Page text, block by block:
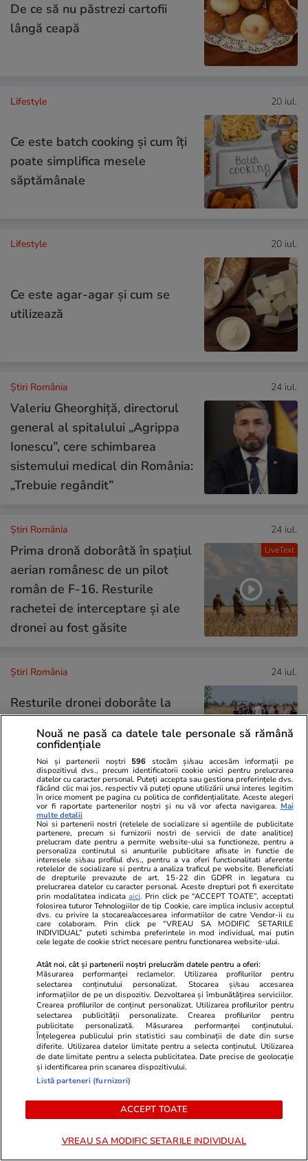
De ce să nu păstrezi cartofii
lângă ceapă
Lifestyle 20 iul.
Ce este batch cooking și cum îți
poate simplifica mesele
săptămânale
Lifestyle 20 iul.
Ce este agar-agar și cum se
utilizează
Știri România 24 iul.
Valeriu Gheorghiță, directorul
general al spitalului „Agrippa
Ionescu”, cere schimbarea
sistemului medical din România:
„Trebuie regândit”
LiveText
Știri România 24 iul.
Prima dronă doborâtă în spațiul
aerian românesc de un pilot
român de F-16. Resturile
rachetei de interceptare și ale
dronei au fost găsite
Știri România 24 iul.
Resturile dronei doborâte la
rachetei aer-aer care a
interceptat-o au fost găsite
Știri România
Bustul lui Adrian Păunescu din
Parcul Grădina Icoanei ar putea
fi retras. Motivele din spatele
solicitării Institutului de
Investigare a Crimelor
Comunismului
24 iul.
Inteligența artificială va
remodela economia mondială și
politica monetară
Opinii 24 iul.
Nouă ne pasă ca datele tale personale să rămână
confidențiale
Noi și partenerii noștri 596 stocăm și/sau accesăm informații pe
dispozitivul dvs., precum identificatorii cookie unici pentru prelucrarea
datelor cu caracter personal. Puteți accepta sau gestiona preferințele dvs.
făcând clic mai jos, respectiv vă puteți opune utilizării unui interes legitim
în orice moment pe pagina cu politica de confidențialitate. Aceste alegeri
vor fi raportate partenerilor noștri și nu vă vor afecta navigarea. Mai
multe detalii
Noi si partenerii nostri (retelele de socializare si agentiile de publicitate
partenere, precum si furnizorii nostri de servicii de date analitice)
prelucram date pentru a permite website-ului sa functioneze, pentru a
personaliza continutul si anunturile publicitare afisate in functie de
interesele si/sau profilul dvs., pentru a va oferi functionalitati aferente
retelelor de socializare si pentru a analiza traficul pe website. Beneficiati
de drepturile prevazute de art. 15-22 din GDPR in legatura cu
prelucrarea datelor cu caracter personal. Aceste drepturi pot fi exercitate
prin modalitatea indicataaici. Prin click pe “ACCEPT TOATE”, acceptati
folosirea tuturor Tehnologiilor de tip Cookie, care implica inclusiv acceptul
dvs. cu privire la stocarea/accesarea informatiilor de catre Vendor-ii cu
care colaboram. Prin click pe “VREAU SA MODIFIC SETARILE
INDIVIDUAL” puteti schimba preferintele in mod individual, mai putin
cele legate de cookie strict necesare pentru functionarea website-ului.
Atât noi, cât și partenerii noștri prelucrăm datele pentru a oferi:
Măsurarea performanței reclamelor. Utilizarea profilurilor pentru
selectarea conținutului personalizat. Stocarea și/sau accesarea
informațiilor de pe un dispozitiv. Dezvoltarea și îmbunătățirea serviciilor.
Crearea profilurilor de conținut personalizat. Utilizarea profilurilor pentru
selectarea publicității personalizate. Crearea profilurilor pentru
publicitate personalizată. Măsurarea performanței conținutului.
Înțelegerea publicului prin statistici sau combinații de date din surse
diferite. Utilizarea datelor limitate pentru a selecta conținutul. Utilizarea
de date limitate pentru a selecta publicitatea. Date precise de geolocație
și identificarea prin scanarea dispozitivului.
Listă parteneri (furnizori)
ACCEPT TOATE
VREAU SA MODIFIC SETARILE INDIVIDUAL